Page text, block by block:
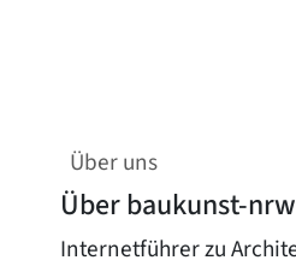
Über uns
Über baukunst-nrw
Internetführer zu